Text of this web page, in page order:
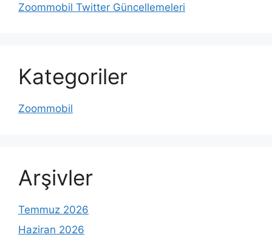
Zoommobil Twitter Güncellemeleri
Kategoriler
Zoommobil
Arşivler
Temmuz 2026
Haziran 2026